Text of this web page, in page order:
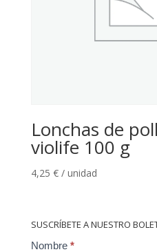
Lonchas de
violife 100 g
4,25 € / unidad
SUSCRÍBETE A NUESTRO
Contact
Nombre *